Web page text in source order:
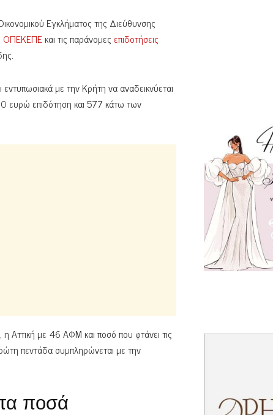
Εγκλήματος της Διεύθυνσης
ΟΠΕΚΕΠΕκαι τις παράνομεςεπιδοτήσεις
με την Κρήτη να αναδεικνύεται
επιδότηση και 577 κάτω των
Αττική με 46 ΑΦΜ και ποσό που φτάνει τις
πεντάδα συμπληρώνεται με την
τα ποσά